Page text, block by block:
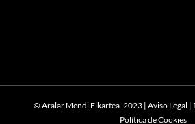
© Aralar Mendi Elkartea. 2023 | Aviso Legal |
Política de Cookies